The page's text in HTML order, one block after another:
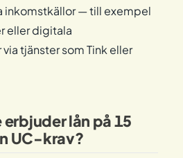
inkomstkällor — till exempel
eller digitala
tjänster som Tink eller
lån på 15
UC-krav?